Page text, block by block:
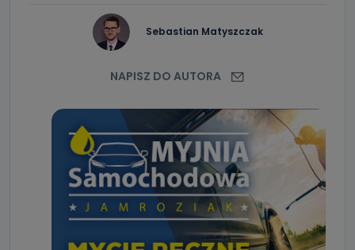
Sebastian Matyszczak
NAPISZ DO AUTORA